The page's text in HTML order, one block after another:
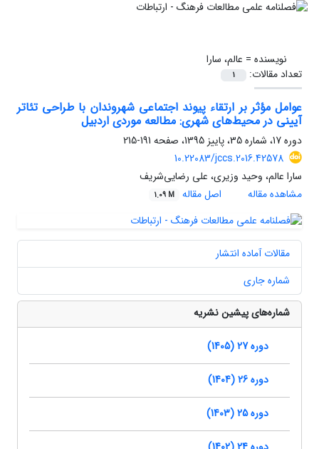
نویسنده = عالم، سارا
تعداد مقالات:
1
عوامل مؤثر بر ارتقاء پیوند اجتماعی شهروندان با طراحی تئاتر
آیینی در محیط‌های شهری: مطالعه موردی اردبیل
دوره 17، شماره 35، پاییز 1395، صفحه
191-215
10.22083/jccs.2016.42578
سارا عالم، وحید وزیری، علی رضایی‌شریف
مشاهده مقاله
اصل مقاله 1.09 M
مقالات آماده انتشار
شماره جاری
شماره‌های پیشین نشریه
دوره 27 (1405)
دوره 26 (1404)
دوره 25 (1403)